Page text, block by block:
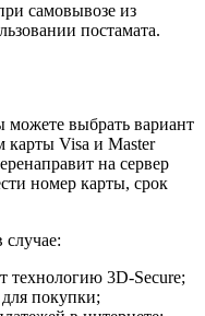
самовывозе из
постамата.
можете выбрать вариант
Visa и Master
на сервер
номер карты, срок
случае:
технологию 3D-Secure;
для покупки;